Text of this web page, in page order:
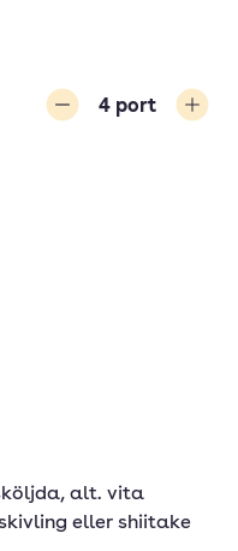
4 port
alt. vita
eller shiitake